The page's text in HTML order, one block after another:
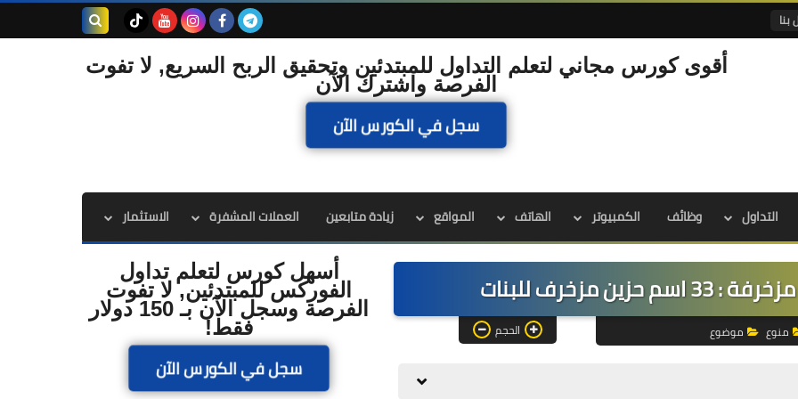
بنا
أقوى كورس مجاني لتعلم التداول للمبتدئين وتحقيق الربح السريع, لا تفوت
الفرصة واشترك الآن
سجل في الكورس الآن
التداول وظائف الكمبيوتر الهاتف المواقع زيادة متابعين العملات المشفرة الاستثمار
مزخرف للبنات
منوع موضوع الحجم
أسهل كورس لتعلم تداول
الفوركس للمبتدئين, لا تفوت
الفرصة وسجل الآن بـ 150 دولار
فقط!
سجل في الكورس الآن